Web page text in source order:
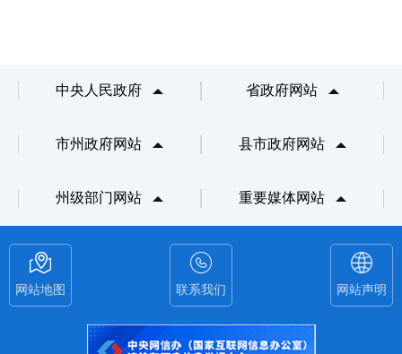
中央人民政府 省政府网站
市州政府网站 县市政府网站
州级部门网站 重要媒体网站
网站地图 联系我们 网站声明